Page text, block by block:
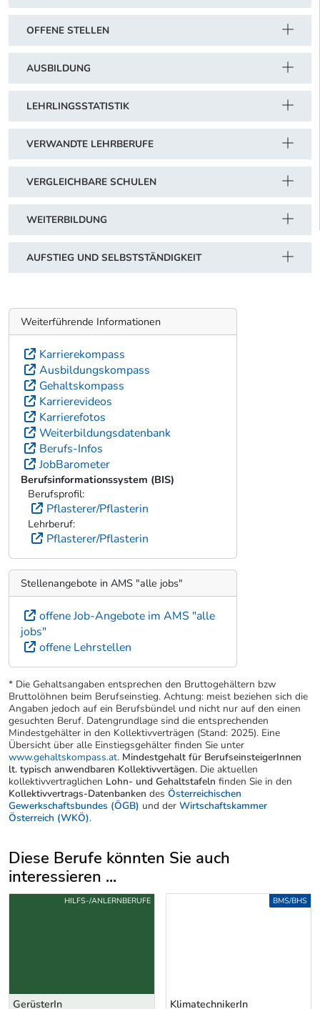
OFFENE STELLEN
AUSBILDUNG
LEHRLINGSSTATISTIK
VERWANDTE LEHRBERUFE
VERGLEICHBARE SCHULEN
WEITERBILDUNG
AUFSTIEG UND SELBSTSTÄNDIGKEIT
Weiterführende Informationen
Karrierekompass
Ausbildungskompass
Gehaltskompass
Karrierevideos
Karrierefotos
Weiterbildungsdatenbank
Berufs-Infos
JobBarometer
Berufsinformationssystem (BIS)
Berufsprofil:
Pflasterer/Pflasterin
Lehrberuf:
Pflasterer/Pflasterin
Stellenangebote in AMS "alle jobs"
offene Job-Angebote im AMS "alle
jobs"
offene Lehrstellen
* Die Gehaltsangaben entsprechen den Bruttogehältern bzw
Bruttolöhnen beim Berufseinstieg. Achtung: meist beziehen sich die
Angaben jedoch auf ein Berufsbündel und nicht nur auf den einen
gesuchten Beruf. Datengrundlage sind die entsprechenden
Mindestgehälter in den Kollektivverträgen (Stand: 2025). Eine
Übersicht über alle Einstiegsgehälter finden Sie unter
www.gehaltskompass.at. Mindestgehalt für BerufseinsteigerInnen
lt. typisch anwendbaren Kollektivvertägen. Die aktuellen
kollektivvertraglichen Lohn- und Gehaltstafeln finden Sie in den
Kollektivvertrags-Datenbanken des Österreichischen
Gewerkschaftsbundes (ÖGB) und der Wirtschaftskammer
Österreich (WKÖ).
Diese Berufe könnten Sie auch
interessieren ...
Uber weitere Berufsvorschläge
GerüsterIn
HILFS-/ANLERNBERUFE
KlimatechnikerIn
BMS/BHS